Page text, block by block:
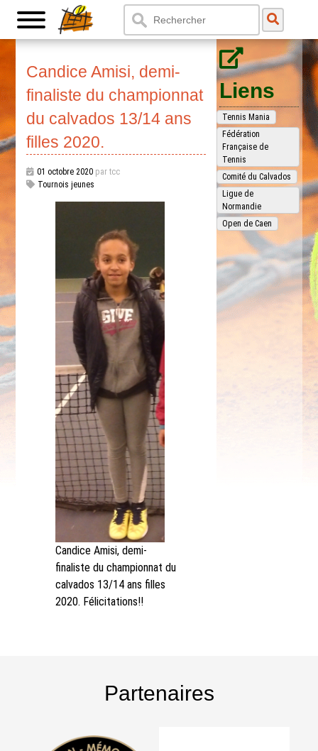
Candice Amisi, demi-
finaliste du championnat
du calvados 13/14 ans
filles 2020.
01 octobre 2020 par tcc
Tournois jeunes
Candice Amisi, demi-
finaliste du championnat du
calvados 13/14 ans filles
2020. Félicitations!!
Liens
Tennis Mania
Fédération
Française de
Tennis
Comité du Calvados
Ligue de
Normandie
Open de Caen
Partenaires